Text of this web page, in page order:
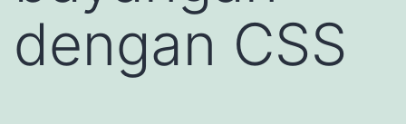
dengan CSS